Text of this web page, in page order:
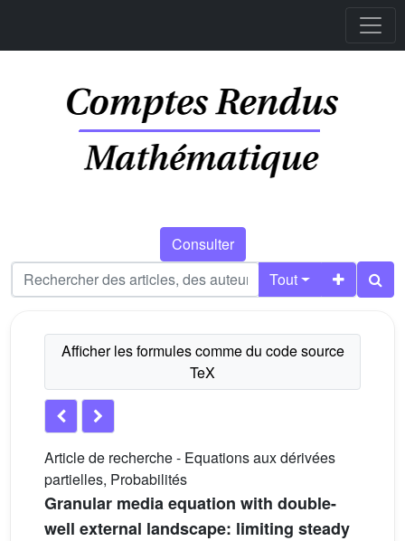
Consulter
Tout
Article de recherche - Equations aux dérivées
partielles, Probabilités
Granular media equation with double-
well external landscape: limiting steady